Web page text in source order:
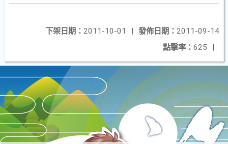
發佈日期： 2011-09-14
下架日期： 2011-10-01
|
點擊率： 625 |